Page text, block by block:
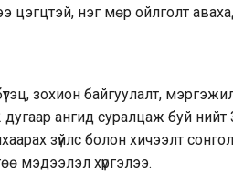
цэгцтэй, нэг мөр ойлголт
зохион байгуулалт,
ангид суралцаж буй нийт
зүйлс болон хичээлт
мэдээлэл хүргэлээ.